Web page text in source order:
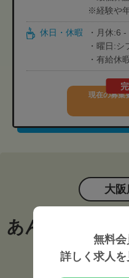
※経験や
休日・休暇
・月休:6 -
・曜日:シ
・有給休
現在の募集
大
あん摩マッサ
無料会
詳しく求人を